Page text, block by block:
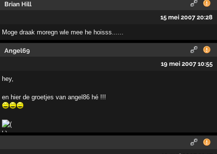
Brian Hill
15 mei 2007 20:28
Moge draak moregn wle mee he hoisss......
Angel69
19 mei 2007 10:55
hey,
en hier de groetjes van angel86 hé !!!